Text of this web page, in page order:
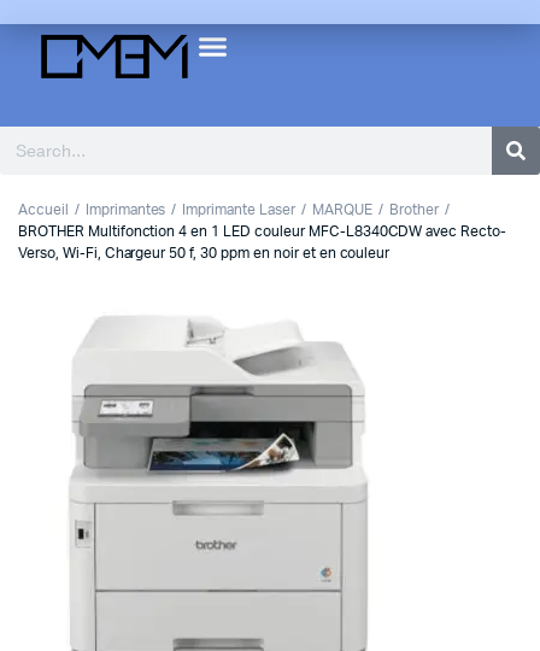
Accueil Imprimantes Imprimante Laser MARQUE
Brother
BROTHER Multifonction 4 en 1 LED couleur MFC-L8340CDW avec Recto-
Verso, Wi-Fi, Chargeur 50 f, 30 ppm en noir et en couleur
Previous
Next